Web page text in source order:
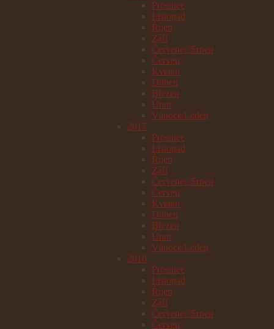
Prosinec
Listopad
Říjen
Září
Červenec/Srpen
Červen
Květen
Duben
Březen
Únor
Vánoce/Leden
2017
Prosinec
Listopad
Říjen
Září
Červenec/Srpen
Červen
Květen
Duben
Březen
Únor
Vánoce/Leden
2016
Prosinec
Listopad
Říjen
Září
Červenec/Srpen
Červen